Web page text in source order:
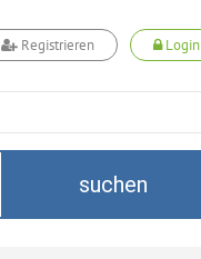
Registrieren Login
suchen